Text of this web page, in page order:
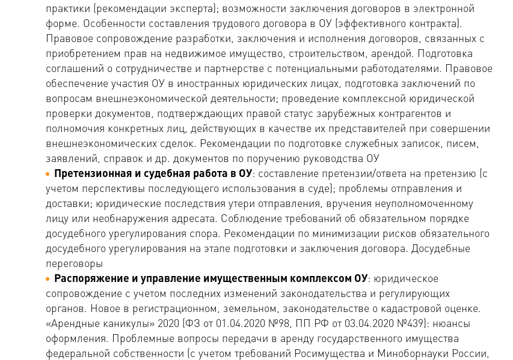
практики (рекомендации эксперта); возможности заключения договоров в электронной
форме. Особенности составления трудового договора в ОУ (эффективного контракта).
Правовое сопровождение разработки, заключения и исполнения договоров, связанных с
приобретением прав на недвижимое имущество, строительством, арендой. Подготовка
соглашений о сотрудничестве и партнерстве с потенциальными работодателями. Правовое
обеспечение участия ОУ в иностранных юридических лицах, подготовка заключений по
вопросам внешнеэкономической деятельности; проведение комплексной юридической
проверки документов, подтверждающих правой статус зарубежных контрагентов и
полномочия конкретных лиц, действующих в качестве их представителей при совершении
внешнеэкономических сделок. Рекомендации по подготовке служебных записок, писем,
заявлений, справок и др. документов по поручению руководства ОУ
Претензионная и судебная работа в ОУ: составление претензии/ответа на претензию (с
учетом перспективы последующего использования в суде); проблемы отправления и
доставки; юридические последствия утери отправления, вручения неуполномоченному
лицу или необнаружения адресата. Соблюдение требований об обязательном порядке
досудебного урегулирования спора. Рекомендации по минимизации рисков обязательного
досудебного урегулирования на этапе подготовки и заключения договора. Досудебные
переговоры
Распоряжение и управление имущественным комплексом ОУ: юридическое
сопровождение с учетом последних изменений законодательства и регулирующих
органов. Новое в регистрационном, земельном, законодательстве о кадастровой оценке.
«Арендные каникулы» 2020 (ФЗ от 01.04.2020 №98, ПП РФ от 03.04.2020 №439): нюансы
оформления. Проблемные вопросы передачи в аренду государственного имущества
федеральной собственности (с учетом требований Росимущества и Миноборнауки России,